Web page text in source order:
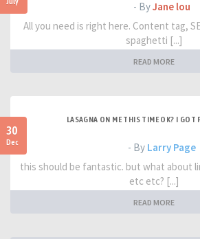
- ByJane lou
All you need is right here. Content tag,
spaghetti [...]
READ MORE
30
Dec
LASAGNA ON ME THIS TIME OK? I GOT
- By Larry Page
this should be fantastic. but what about
etc etc? [...]
READ MORE